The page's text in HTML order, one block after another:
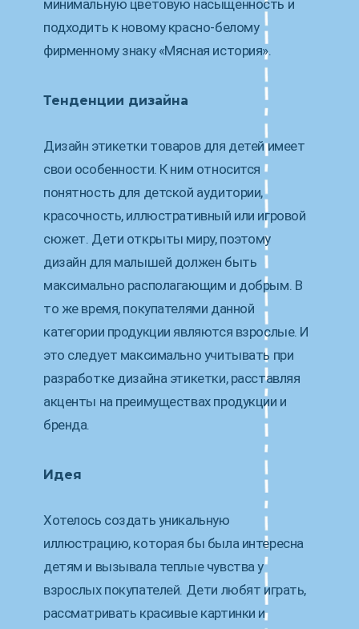
минимальную цветовую насыщенность и
подходить к новому красно-белому
фирменному знаку «Мясная история».
Тенденции дизайна
Дизайн этикетки товаров для детей имеет
свои особенности. К ним относится
понятность для детской аудитории,
красочность, иллюстративный или игровой
сюжет. Дети открыты миру, поэтому
дизайн для малышей должен быть
максимально располагающим и добрым. В
то же время, покупателями данной
категории продукции являются взрослые. И
это следует максимально учитывать при
разработке дизайна этикетки, расставляя
акценты на преимуществах продукции и
бренда.
Идея
Хотелось создать уникальную
иллюстрацию, которая бы была интересна
детям и вызывала теплые чувства у
взрослых покупателей. Дети любят играть,
рассматривать красивые картинки и